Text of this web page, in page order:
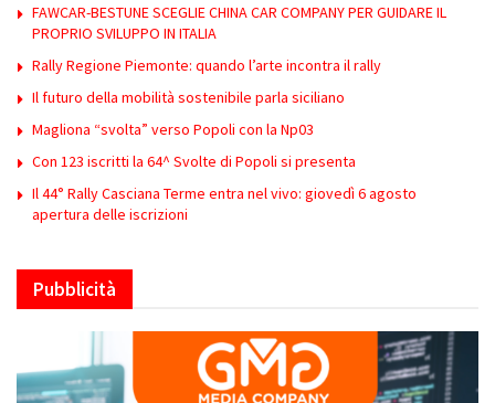
FAWCAR-BESTUNE SCEGLIE CHINA CAR COMPANY PER GUIDARE IL
PROPRIO SVILUPPO IN ITALIA
Rally Regione Piemonte: quando l’arte incontra il rally
Il futuro della mobilità sostenibile parla siciliano
Magliona “svolta” verso Popoli con la Np03
Con 123 iscritti la 64^ Svolte di Popoli si presenta
Il 44° Rally Casciana Terme entra nel vivo: giovedì 6 agosto
apertura delle iscrizioni
Pubblicità